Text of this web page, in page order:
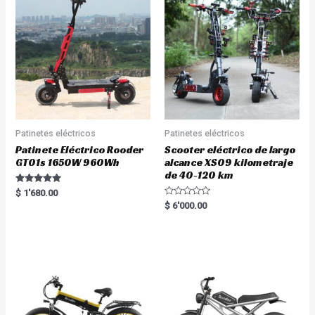
Patinetes eléctricos
Patinete Eléctrico Rooder
GT01s 1650W 960Wh
Rated
5.00
$ 1'680.00
Patinetes eléctricos
Scooter eléctrico de largo
alcance XS09 kilometraje
de 40-120 km
R
a
$ 6'000.00